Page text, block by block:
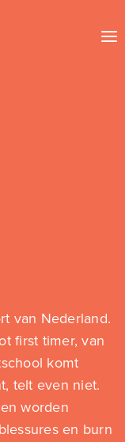
van Nederland.
first timer, van
komt
telt even niet.
worden
en burn